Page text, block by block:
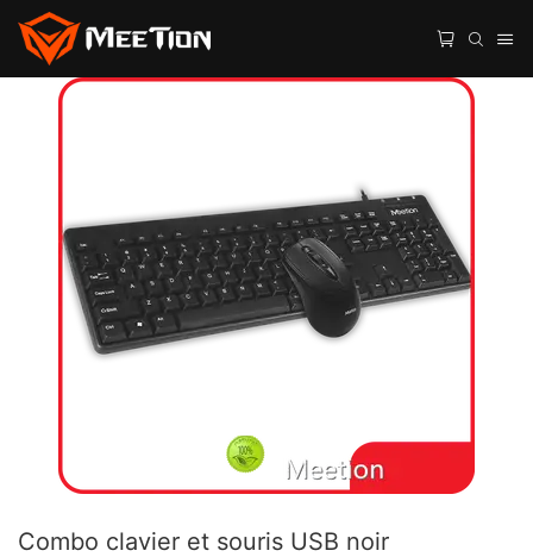
Combo clavier et souris USB noir